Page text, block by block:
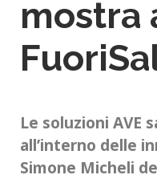
mostra
Le soluzioni AVE
all’interno delle
Simone Micheli